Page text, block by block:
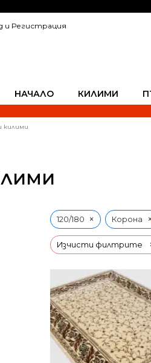
НАЧАЛО КИЛИМИ
и Регистрация
килими
Изчисти филтрите
120/180 × Корона